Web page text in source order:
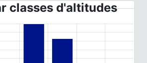
classes d'altitudes